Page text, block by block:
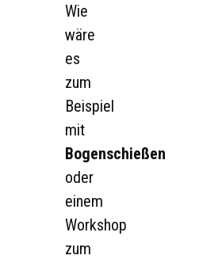
Wie
wäre
es
zum
Beispiel
mit
Bogenschießen
oder
einem
Workshop
zum